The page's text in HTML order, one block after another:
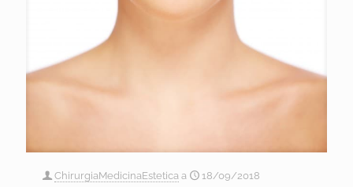
ChirurgiaMedicinaEstetica a 18/09/2018